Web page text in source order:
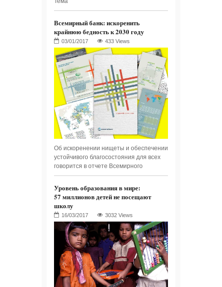
Всемирный банк: искоренить
крайнюю бедность к 2030 году
433 Views
Об искоренении нищеты и обеспечении
устойчивого благосостояния для всех
говорится в отчете Всемирного
Уровень образования в мире:
57 миллионов детей не посещают
школу
3032 Views